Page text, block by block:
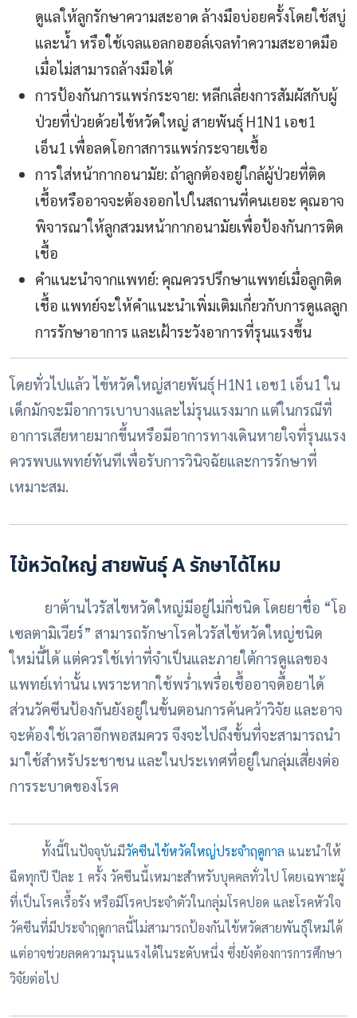
ดูแลให้ลูกรักษาความสะอาด ล้างมือบ่อยครั้งโดยใช้สบู่
และน้ำ หรือใช้เจลแอลกอฮอล์เจลทำความสะอาดมือ
เมื่อไม่สามารถล้างมือได้
การป้องกันการแพร่กระจาย: หลีกเลี่ยงการสัมผัสกับผู้
ป่วยที่ป่วยด้วยไข้หวัดใหญ่ สายพันธุ์ H1N1 เอช1
เอ็น1 เพื่อลดโอกาสการแพร่กระจายเชื้อ
การใส่หน้ากากอนามัย: ถ้าลูกต้องอยู่ใกล้ผู้ป่วยที่ติด
เชื้อหรืออาจจะต้องออกไปในสถานที่คนเยอะ คุณอาจ
พิจารณาให้ลูกสวมหน้ากากอนามัยเพื่อป้องกันการติด
เชื้อ
คำแนะนำจากแพทย์: คุณควรปรึกษาแพทย์เมื่อลูกติด
เชื้อ แพทย์จะให้คำแนะนำเพิ่มเติมเกี่ยวกับการดูแลลูก
การรักษาอาการ และเฝ้าระวังอาการที่รุนแรงขึ้น
โดยทั่วไปแล้ว ไข้หวัดใหญ่สายพันธุ์ H1N1 เอช1 เอ็น1 ใน
เด็กมักจะมีอาการเบาบางและไม่รุนแรงมาก แต่ในกรณีที่
อาการเสียหายมากขึ้นหรือมีอาการทางเดินหายใจที่รุนแรง
ควรพบแพทย์ทันทีเพื่อรับการวินิจฉัยและการรักษาที่
เหมาะสม.
ไข้หวัดใหญ่ สายพันธุ์ A รักษาได้ไหม
ยาต้านไวรัสไขหวัดใหญ่มีอยู่ไม่กี่ชนิด โดยยาชื่อ “โอ
เซลตามิเวียร์” สามารถรักษาโรคไวรัสไข้หวัดใหญ่ชนิด
ใหม่นี้ได้ แต่ควรใช้เท่าที่จำเป็นและภายใต้การดูแลของ
แพทย์เท่านั้น เพราะหากใช้พร่ำเพรื่อเชื้ออาจดื้อยาได้
ส่วนวัคซีนป้องกันยังอยู่ในขั้นตอนการค้นคว้าวิจัย และอาจ
จะต้องใช้เวลาอีกพอสมควร จึงจะไปถึงขั้นที่จะสามารถนำ
มาใช้สำหรัประชาชน และในประเทศที่อยู่ในกลุ่มเสี่ยงต่อ
การระบาดของโรค
ทั้งนี้ในปัจจุบันมีวัคซีนไข้หวัดใหญ่ประจำฤดูกาล แนะนำให้
ฉีดทุกปี ปีละ 1 ครั้ง วัคซีนนี้เหมาะสำหรับบุคคลทั่วไป โดยเฉพาะผู้
ที่เป็นโรคเรื้อรัง หรือมีโรคประจำตัวในกลุ่มโรคปอด และโรคหัวใจ
วัคซีนที่มีประจำฤดูกาลนี้ไม่สามารถป้องกันไข้หวัดสายพันธุ์ใหม่ได้
แต่อาจช่วยลดความรุนแรงได้ในระดับหนึ่ง ซึ่งยังต้องการการศึกษา
วิจัยต่อไป